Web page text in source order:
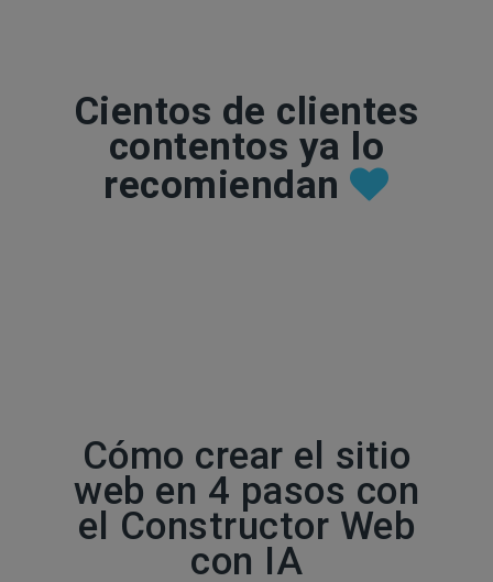
Cientos de clientes
contentos ya lo
recomiendan
Cómo crear el sitio
web en 4 pasos con
el Constructor Web
con IA